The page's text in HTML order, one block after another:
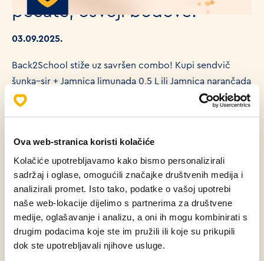
Ova web-stranica koristi kolačiće
Kolačiće upotrebljavamo kako bismo personalizirali
sadržaj i oglase, omogućili značajke društvenih medija i
analizirali promet. Isto tako, podatke o vašoj upotrebi
naše web-lokacije dijelimo s partnerima za društvene
medije, oglašavanje i analizu, a oni ih mogu kombinirati s
drugim podacima koje ste im pružili ili koje su prikupili
dok ste upotrebljavali njihove usluge.
pečate, osvoji bodove!
03.09.2025.
Back2School stiže uz savršen combo! Kupi sendvič
šunka–sir + Jamnica limunada 0,5 L ili Jamnica narančada
0,5 L i osvoji svoj pečat.
👉 Svaki combo = 1 pečat
👉 5 pečata = 1000 bodova
👉 Bodove mijenjaš za free proizvode na kuponima u
appu